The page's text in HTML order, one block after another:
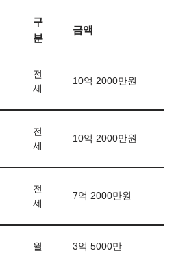
구
분
금액
전
세
10억 2000만원
전
세
10억 2000만원
전
세
7억 2000만원
월
3억 5000만